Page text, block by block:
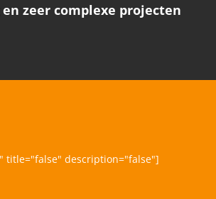
en zeer complexe projecten
title="false" description="false"]